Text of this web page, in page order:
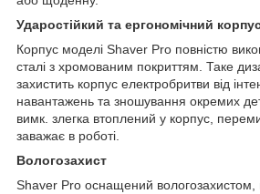
Ударостійкий та ергономічний
Корпус моделі Shaver Pro повністю
сталі з хромованим покриттям. Таке
захистить корпус електробритви від
навантажень та зношування окремих
вимк. злегка втоплений у корпус,
заважає в роботі.
Вологозахист
Shaver Pro оснащений вологозахистом,